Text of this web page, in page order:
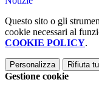
Questo sito o gli
cookie necessari al
COOKIE POLICY.
Personalizza Rifiuta
Gestione cookie